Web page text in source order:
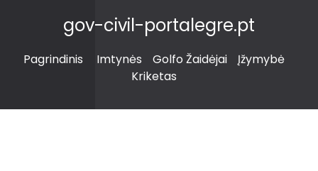
gov-civil-portalegre.pt
Pagrindinis Imtynės Golfo Žaidėjai
Įžymybė
Kriketas